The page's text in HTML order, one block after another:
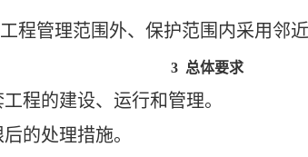
程管理范围外、保护范围内采用邻
3 总体要求
程的建设、运行和管理。
的处理措施。